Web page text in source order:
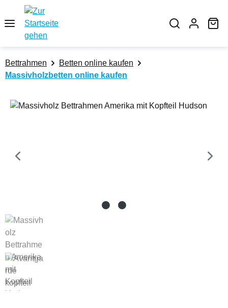
Zum Hauptinhalt springen
Bettrahmen
Betten online kaufen
Massivholzbetten online kaufen
Bildergalerie überspringen